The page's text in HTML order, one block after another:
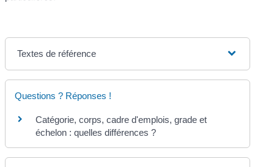
Textes de référence
Questions ? Réponses !
Catégorie, corps, cadre d'emplois, grade et
échelon : quelles différences ?